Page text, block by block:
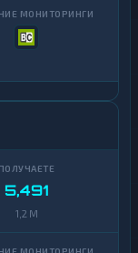
5,491
1,2 M